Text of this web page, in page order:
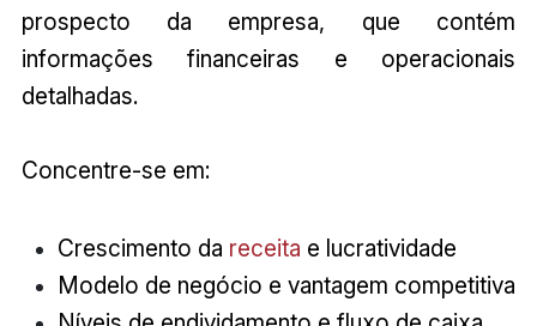
prospecto da empresa, que contém
informações financeiras e operacionais
detalhadas.
Concentre-se em:
Crescimento da receita e lucratividade
Modelo de negócio e vantagem competitiva